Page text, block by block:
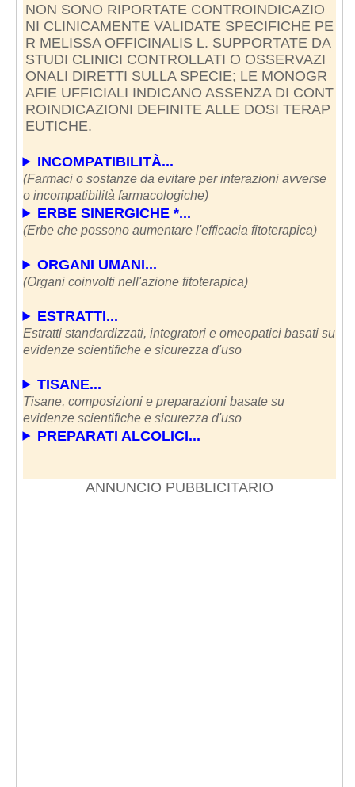
NON SONO RIPORTATE CONTROINDICAZIO
NI CLINICAMENTE VALIDATE SPECIFICHE PE
R MELISSA OFFICINALIS L. SUPPORTATE DA
STUDI CLINICI CONTROLLATI O OSSERVAZI
ONALI DIRETTI SULLA SPECIE; LE MONOGR
AFIE UFFICIALI INDICANO ASSENZA DI CONT
ROINDICAZIONI DEFINITE ALLE DOSI TERAP
EUTICHE.
INCOMPATIBILITÀ...
(Farmaci o sostanze da evitare per interazioni avverse
o incompatibilità farmacologiche)
ERBE SINERGICHE *...
(Erbe che possono aumentare l'efficacia fitoterapica)
ORGANI UMANI...
(Organi coinvolti nell'azione fitoterapica)
ESTRATTI...
Estratti standardizzati, integratori e omeopatici basati su
evidenze scientifiche e sicurezza d'uso
TISANE...
Tisane, composizioni e preparazioni basate su
evidenze scientifiche e sicurezza d'uso
PREPARATI ALCOLICI...
ANNUNCIO PUBBLICITARIO